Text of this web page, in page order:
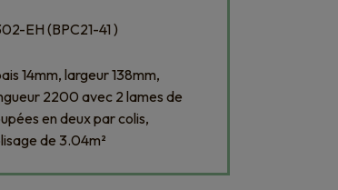
EH (BPC21-41 )
14mm, largeur 138mm,
2200 avec 2 lames de
en deux par colis,
de 3.04m²